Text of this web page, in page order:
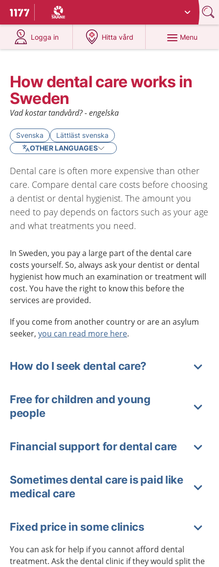
To start page for 1177
Du har valt region
Logga in
at 1177.se
Hitta vård
at 1177.se
Menu
How dental care works in
Sweden
Vad kostar tandvård? - engelska
Svenska
Lättläst svenska
OTHER LANGUAGES
Dental care is often more expensive than other
care. Compare dental care costs before choosing
a dentist or dental hygienist. The amount you
need to pay depends on factors such as your age
and what treatments you need.
In Sweden, you pay a large part of the dental care
costs yourself. So, always ask your dentist or dental
hygienist how much an examination or treatment will
cost. You have the right to know this before the
services are provided.
If you come from another country or are an asylum
seeker, you can read more here.
How do I seek dental care?
Free for children and young
people
Financial support for dental care
Sometimes dental care is paid like
medical care
Fixed price in some clinics
You can ask for help if you cannot afford dental
treatment. Ask the dental clinic if they would split the